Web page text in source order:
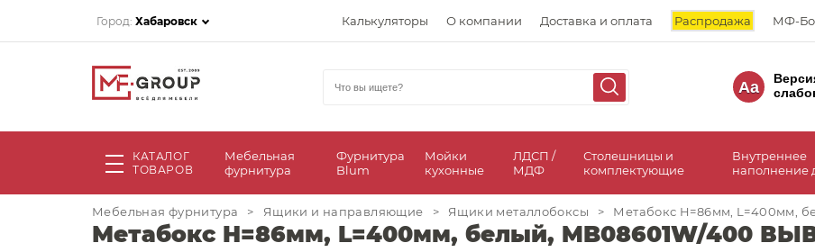
Город: Хабаровск Калькуляторы О компании Доставка и оплата Распродажа МФ-
Aa
КАТАЛОГ
ТОВАРОВ
Мебельная
фурнитура
Фурнитура
Blum
Мойки
кухонные
ЛДСП /
МДФ
Столешницы и
комплектующие
Внутреннее
наполнение
Мебельная фурнитура > Ящики и направляющие > Ящики металлобоксы > Метабокс H=86мм, L=400мм,
Метабокс H=86мм, L=400мм, белый, MB08601W/400